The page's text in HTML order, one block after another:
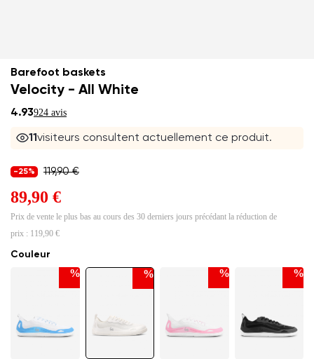
Barefoot baskets
Velocity - All White
4.93924 avis
11visiteurs consultent actuellement ce produit.
Couleur
% % % %
-25% 119,90 €
89,90 €
Prix de vente le plus bas au cours des 30 derniers jours précédant la réduction de
prix : 119,90 €